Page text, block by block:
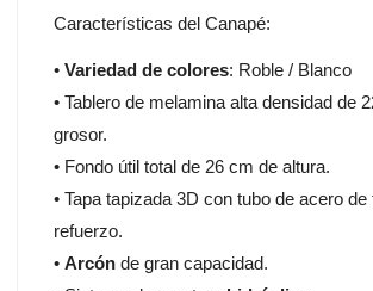
Características del Canapé:
•Variedad de colores: Roble / Blanco
• Tablero de melamina alta densidad de
grosor.
• Fondo útil total de 26 cm de altura.
• Tapa tapizada 3D con tubo de acero de
refuerzo.
•Arcón de gran capacidad.